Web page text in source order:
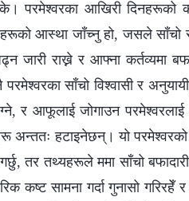
परमेश्‍वरका आखिरी दिनहरूको
आस्था जाँच्नु हो, जसले साँचो
जारी राख्ने र आफ्ना कर्तव्यमा
परमेश्‍वरका साँचो विश्‍वासी र
र आफूलाई जोगाउन
अन्ततः हटाइनेछन्। यो
गर्छु, तर तथ्यहरूले ममा साँचो
कष्ट सामना गर्दा गुनासो